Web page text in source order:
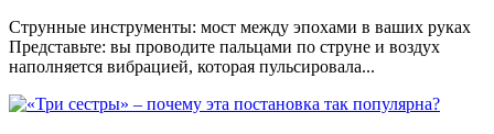
Струнные инструменты: мост между эпохами в ваших руках
Представьте: вы проводите пальцами по струне и воздух
наполняется вибрацией, которая пульсировала...